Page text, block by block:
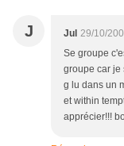
J Jul 29/10/
Se groupe
groupe car je
g lu dans un
et within
apprécier!!!